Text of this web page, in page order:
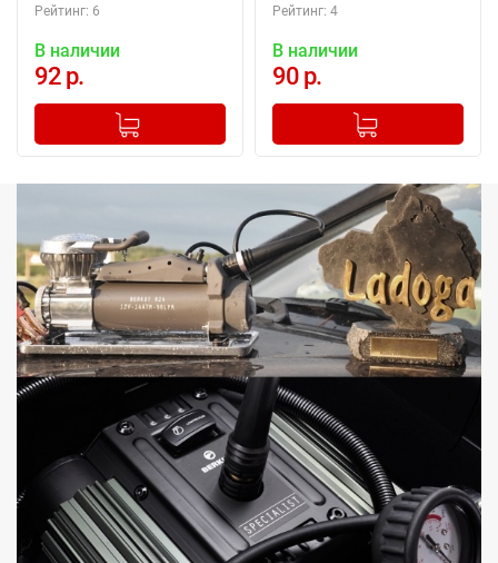
Рейтинг: 6
В наличии
92 р.
+
Добавлено в корзину
Рейтинг: 4
В наличии
90 р.
+
Добавлено в корзину